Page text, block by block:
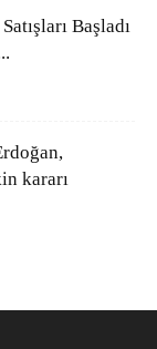
Başladı
kararı